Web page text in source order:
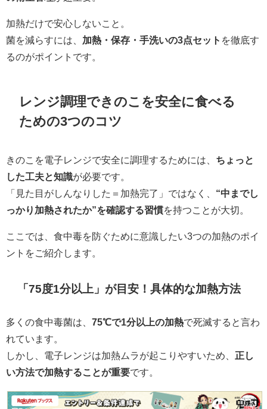
加熱だけで安心しないこと。
菌を減らすには、 加熱・保存・手洗いの3点セット を徹底す
るのがポイントです。
レンジ調理できのこを安全に食べる
ための3つのコツ
きのこを電子レンジで安全に調理するためには、 ちょっと
した工夫と知識が必要です。
「見た目がしんなりした＝加熱完了」ではなく、 “中までし
っかり加熱されたか”を確認する習慣を持つことが大切。
ここでは、食中毒を防ぐために意識したい3つの加熱のポイ
ントをご紹介します。
「75度1分以上」が目安！具体的な加熱方法
多くの食中毒菌は、 75℃で1分以上の加熱で死滅すると言わ
れています。
しかし、電子レンジは加熱ムラが起こりやすいため、 正し
い方法で加熱することが重要です。